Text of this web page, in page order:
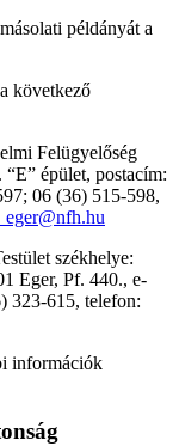
példányát a
következő
Felügyelőség
épület, postacím:
06 (36) 515-598,
székhelye:
Eger, Pf. 440., e-
323-615, telefon:
információk